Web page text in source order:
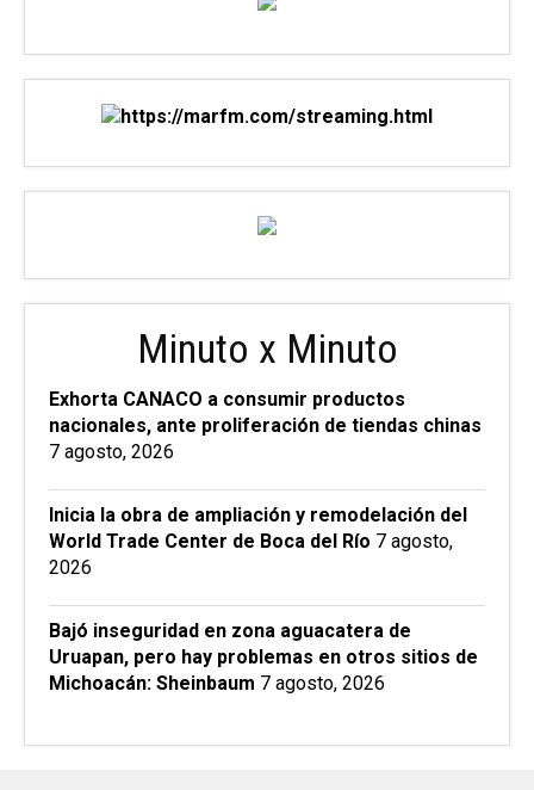
Minuto x Minuto
Exhorta CANACO a consumir productos
nacionales, ante proliferación de tiendas chinas
7 agosto, 2026
Inicia la obra de ampliación y remodelación del
World Trade Center de Boca del Río 7 agosto,
2026
Bajó inseguridad en zona aguacatera de
Uruapan, pero hay problemas en otros sitios de
Michoacán: Sheinbaum 7 agosto, 2026